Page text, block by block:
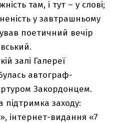
там, і тут – у слові;
у завтрашньому
поетичний вечір
залі Галереї
автограф-
Закордонцем.
підтримка заходу:
інтернет-видання «7